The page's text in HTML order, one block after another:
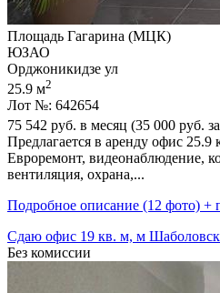
Площадь Гагарина (МЦК)
ЮЗАО
Орджоникидзе ул
25.9 м2
Лот №: 642654
75 542 руб. в месяц (35 000 руб.
Предлагается в аренду офис
Евроремонт,­ видеонаблюдение,­
вентиляция,­ охрана,­...
Подробное описание (12 фото) +
Сдаю офис 19 кв. м, м
Без комиссии